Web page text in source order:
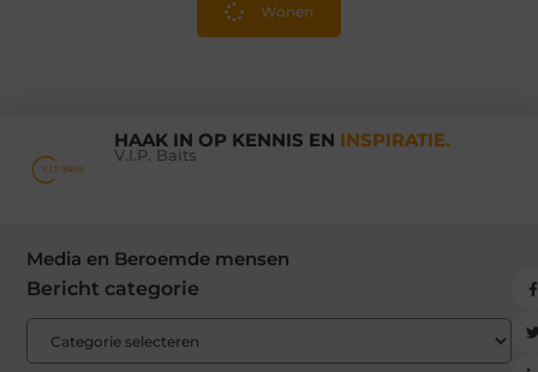
Wonen
HAAK IN OP KENNIS EN INSPIRATIE.
V.I.P. Baits
Media en Beroemde mensen
Bericht categorie